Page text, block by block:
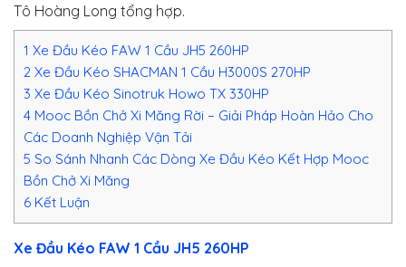
Tô Hoàng Long tổng hợp.
1 Xe Đầu Kéo FAW 1 Cầu JH5 260HP
2 Xe Đầu Kéo SHACMAN 1 Cầu H3000S 270HP
3 Xe Đầu Kéo Sinotruk Howo TX 330HP
4 Mooc Bồn Chở Xi Măng Rời – Giải Pháp Hoàn Hảo Cho
Các Doanh Nghiệp Vận Tải
5 So Sánh Nhanh Các Dòng Xe Đầu Kéo Kết Hợp Mooc
Bồn Chở Xi Măng
6 Kết Luận
Xe Đầu Kéo FAW 1 Cầu JH5 260HP